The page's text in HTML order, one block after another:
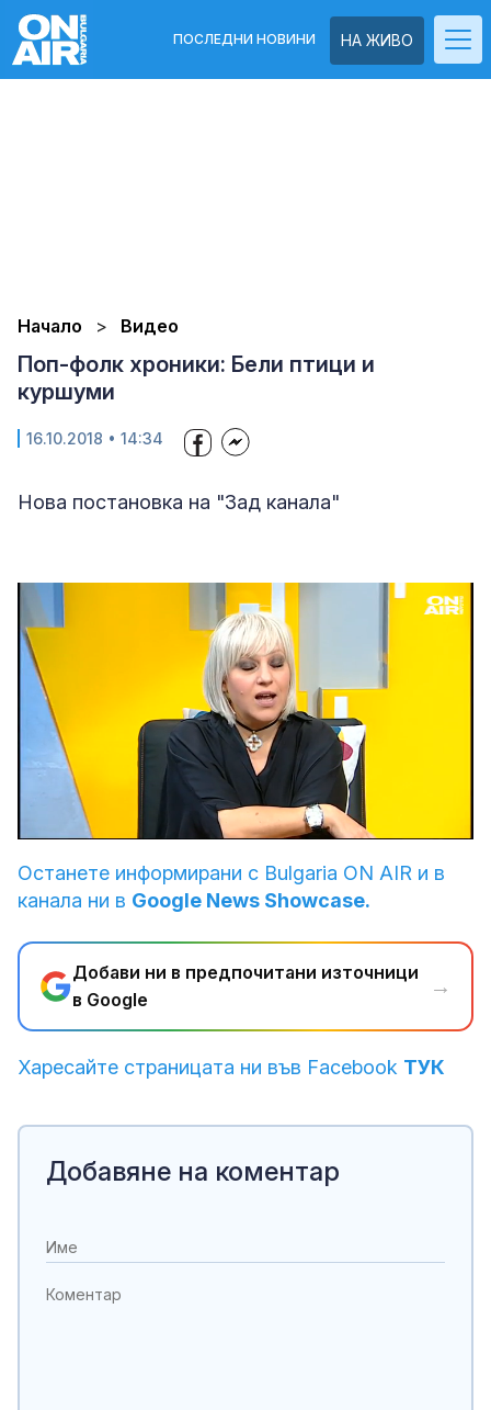
НА ЖИВО
ПОСЛЕДНИ НОВИНИ
Начало Видео
Поп-фолк хроники: Бели птици и
куршуми
16.10.2018 • 14:34
Нова постановка на "Зад канала"
Unmute
4.08%
Останете информирани с Bulgaria ON AIR и в
канала ни в Google News Showcase.
Добави ни в предпочитани източници
в Google
→
Харесайте страницата ни във Facebook ТУК
Добавяне на коментар